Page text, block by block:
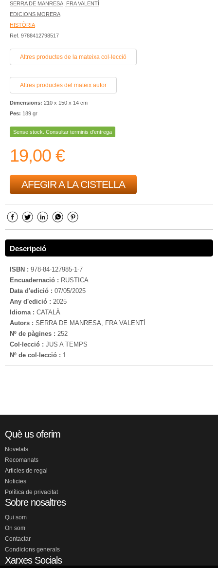
SERRA DE MANRESA, FRA VALENTÍ
EDICIONS MORERA
HISTÒRIA
Ref. 9788412798517
Altres productes de la mateixa col·lecció
Altres productes del mateix autor
Dimensions: 210 x 150 x 14 cm
Pes: 189 gr
Sense stock. Consultar terminis d'entrega
19,00 €
AFEGIR A LA CISTELLA
Descripció
ISBN : 978-84-127985-1-7
Encuadernació : RUSTICA
Data d'edició : 07/05/2025
Any d'edició : 2025
Idioma : CATALÀ
Autors : SERRA DE MANRESA, FRA VALENTÍ
Nº de pàgines : 252
Col·lecció : JUS A TEMPS
Nº de col·lecció : 1
Què us oferim
Novetats
Recomanats
Articles de regal
Noticies
Política de privacitat
Sobre nosaltres
Qui som
On som
Contactar
Condicions generals
Xarxes Socials